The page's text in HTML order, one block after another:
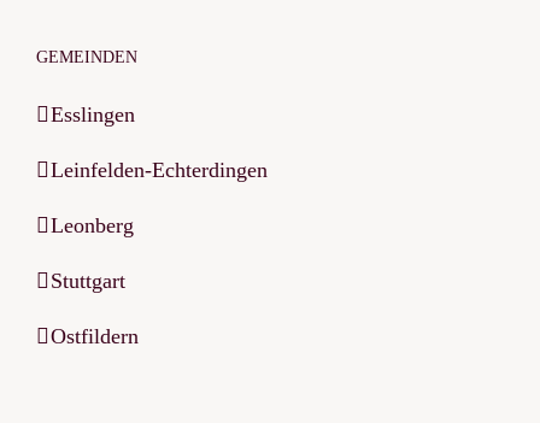
GEMEINDEN
Esslingen
Leinfelden-Echterdingen
Leonberg
Stuttgart
Ostfildern